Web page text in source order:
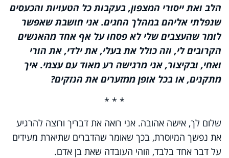
הלב ואת ייסורי המצפון, בעקבות כל הטעויות והכעסים
שנפלתי אליהם במהלך החגים. אני חושבת שאפשר
לומר שהעצבים שלי לא פסחו על אף אחד מהאנשים
הקרובים לי, וזה כולל את בעלי, את ילדי, את הורי
ואחי, ובקיצור, אני מרגישה רע מאוד עם עצמי. איך
מתקנים, או בכל אופן ממזערים את הנזקים?
* * *
שלום לך, אישה אהובה. אני רואה את דבריך ורוצה להרגיע
את נפשך המיוסרת, בכך שאומר שהדברים שתיארת מעידים
על דבר אחד בלבד, וזוהי העובדה שאת בן אדם.